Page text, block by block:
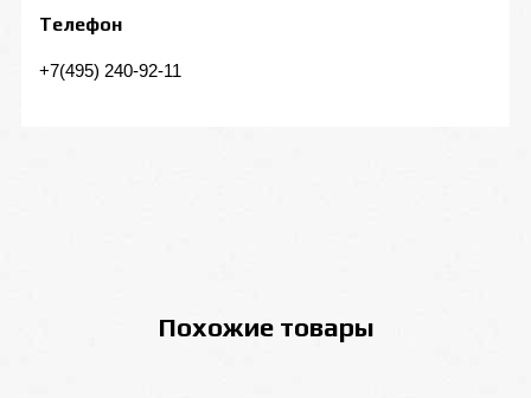
Телефон
+7(495) 240-92-11
Похожие товары